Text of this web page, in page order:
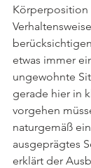
etwas immer
ungewohnte
gerade hier in
vorgehen
naturgemäß
ausgeprägtes
erklärt der